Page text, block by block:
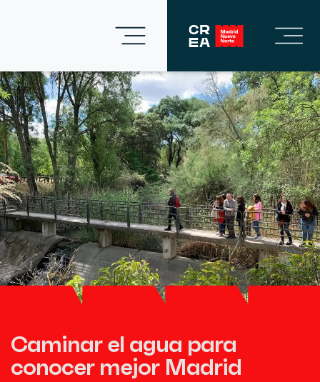
Caminar el agua para
conocer mejor Madrid